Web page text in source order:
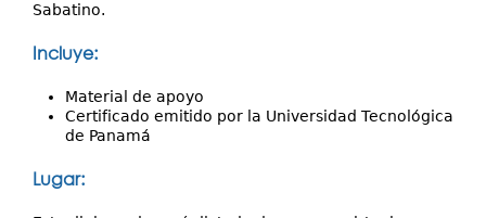
Sabatino.
Incluye:
Material de apoyo
Certificado emitido por la Universidad Tecnológica
de Panamá
Lugar: